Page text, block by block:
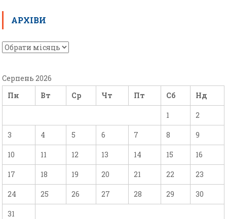
АРХІВИ
Серпень 2026
Пн
Вт Ср Чт Пт Сб Нд
1 2
3 4 5 6 7 8 9
10 11 12 13 14 15 16
17 18 19 20 21 22 23
24 25 26 27 28 29 30
31